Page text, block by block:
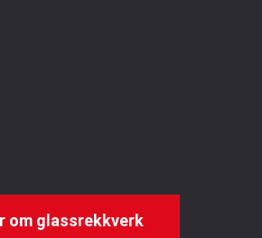
om glassrekkverk